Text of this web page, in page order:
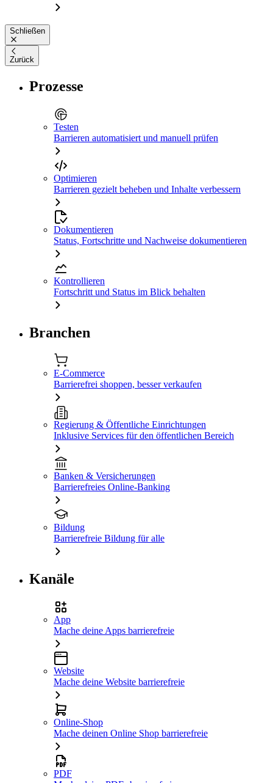
Schließen
Zurück
Prozesse
Testen
Barrieren automatisiert und manuell prüfen
Optimieren
Barrieren gezielt beheben und Inhalte verbessern
Dokumentieren
Status, Fortschritte und Nachweise dokumentieren
Kontrollieren
Fortschritt und Status im Blick behalten
Branchen
E-Commerce
Barrierefrei shoppen, besser verkaufen
Regierung & Öffentliche Einrichtungen
Inklusive Services für den öffentlichen Bereich
Banken & Versicherungen
Barrierefreies Online-Banking
Bildung
Barrierefreie Bildung für alle
Kanäle
App
Mache deine Apps barrierefreie
Website
Mache deine Website barrierefreie
Online-Shop
Mache deinen Online Shop barrierefreie
PDF